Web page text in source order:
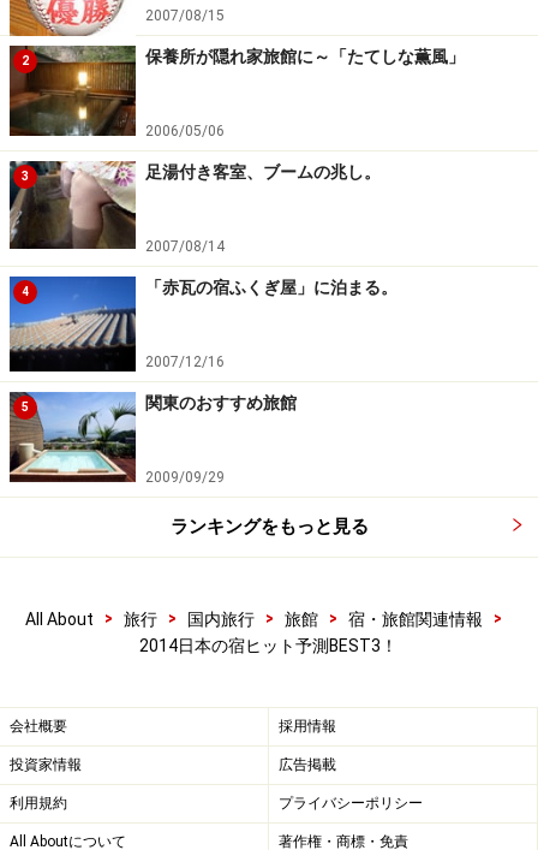
が来るだろうか!? 次ページでは、BEST3を発表しよう！
※記事内容は執筆時点のものです。最新の内容をご確認くださ
い。
/2
2007/08/15
2 保養所が隠れ家旅館に～「たてしな薫風」
2006/05/06
3 足湯付き客室、ブームの兆し。
2007/08/14
4 「赤瓦の宿ふくぎ屋」に泊まる。
2007/12/16
5 関東のおすすめ旅館
2009/09/29
ランキングをもっと見る
All About > 旅行 > 国内旅行 > 旅館 > 宿・旅館関連情報
>
2014日本の宿ヒット予測BEST3！
会社概要 採用情報
投資家情報 広告掲載
利用規約 プライバシーポリシー
All Aboutについて 著作権・商標・免責